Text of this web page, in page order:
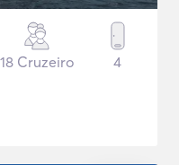
18 Cruzeiro 4